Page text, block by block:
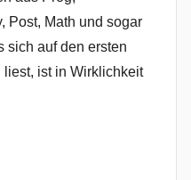
Post, Math und sogar
sich auf den ersten
ist in Wirklichkeit